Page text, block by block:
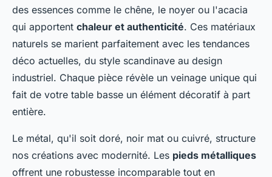
des essences comme le chêne, le noyer ou l'acacia
qui apportent chaleur et authenticité. Ces matériaux
naturels se marient parfaitement avec les tendances
déco actuelles, du style scandinave au design
industriel. Chaque pièce révèle un veinage unique qui
fait de votre table basse un élément décoratif à part
entière.
Le métal, qu'il soit doré, noir mat ou cuivré, structure
nos créations avec modernité. Les pieds métalliques
offrent une robustesse incomparable tout en